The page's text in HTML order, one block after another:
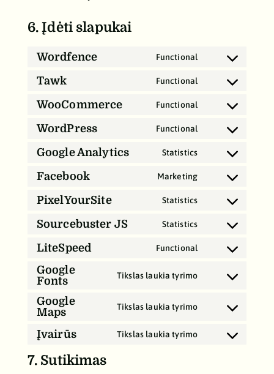
6. Įdėti slapukai
Wordfence Functional
Consent
wordfence
Tawk Functional
Consent
WooCommerce Functional
Consent
woocommerce
WordPress Functional
Consent
wordpress
Google Analytics Statistics
Consent
google-
Facebook Marketing
Consent
facebook
PixelYourSite Statistics
Consent
pixelyoursite
Sourcebuster JS Statistics
Consent
sourcebuster-
LiteSpeed Functional
Consent
Google
Fonts
Tikslas laukia tyrimo
Consent
service
Google
Maps
Tikslas laukia tyrimo
Consent
Įvairūs Tikslas laukia tyrimo
Consent
7. Sutikimas